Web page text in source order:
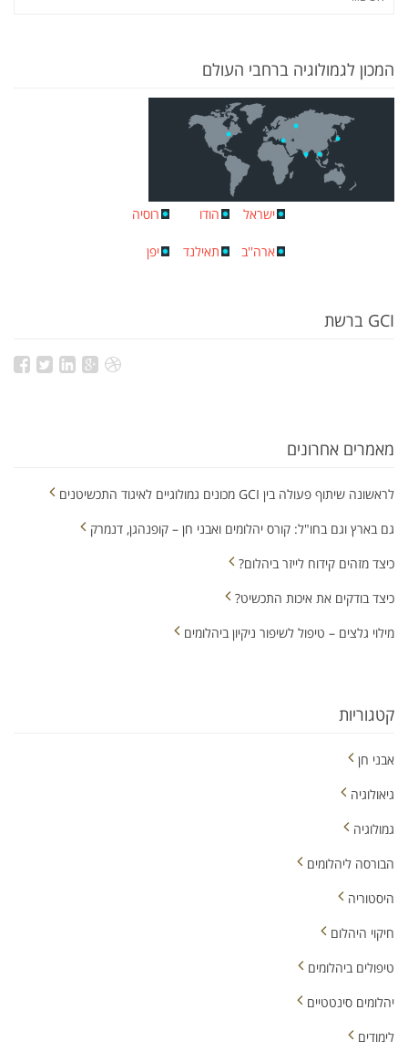
המכון לגמולוגיה ברחבי העולם
ישראל הודו רוסיה
ארה''ב תאילנד יפן
GCI ברשת
מאמרים אחרונים
לראשונה שיתוף פעולה בין GCI מכונים גמולוגיים לאיגוד התכשיטנים
גם בארץ וגם בחו"ל: קורס יהלומים ואבני חן – קופנהגן, דנמרק
כיצד מזהים קידוח לייזר ביהלום?
כיצד בודקים את איכות התכשיט?
מילוי גלצים – טיפול לשיפור ניקיון ביהלומים
קטגוריות
אבני חן
גיאולוגיה
גמולוגיה
הבורסה ליהלומים
היסטוריה
חיקוי היהלום
טיפולים ביהלומים
יהלומים סינטטיים
לימודים